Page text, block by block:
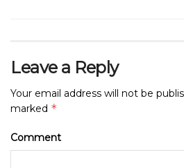
Leave a Reply
Your email address will not be
marked *
Comment